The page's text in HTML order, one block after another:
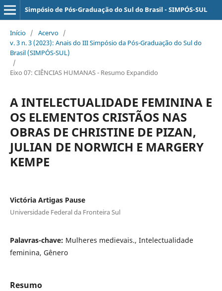
Simpósio de Pós-Graduação do Sul do Brasil - SIMPÓS-SUL
Início / Acervo /
v. 3 n. 3 (2023): Anais do III Simpósio da Pós-Graduação do Sul do
Brasil (SIMPÓS-SUL)
/
Eixo 07: CIÊNCIAS HUMANAS - Resumo Expandido
A INTELECTUALIDADE FEMININA E
OS ELEMENTOS CRISTÃOS NAS
OBRAS DE CHRISTINE DE PIZAN,
JULIAN DE NORWICH E MARGERY
KEMPE
Victória Artigas Pause
Universidade Federal da Fronteira Sul
Palavras-chave: Mulheres medievais., Intelectualidade
feminina, Gênero
Resumo